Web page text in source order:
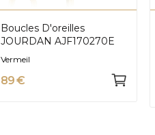
Boucles D'oreilles
JOURDAN AJF170270E
Vermeil
89 €